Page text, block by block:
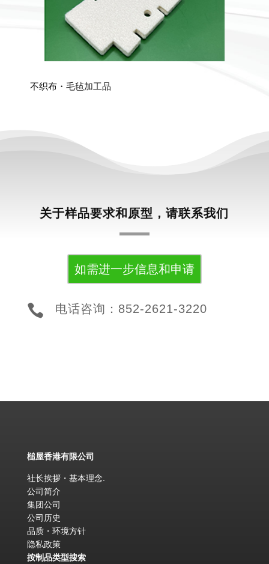
不织布・毛毡加工品
关于样品要求和原型，请联系我们
如需进一步信息和申请
 电话咨询：852-2621-3220
槌屋香港有限公司
社长挨拶・基本理念.
公司简介
集团公司
公司历史
品质・环境方针
隐私政策
按制品类型搜索